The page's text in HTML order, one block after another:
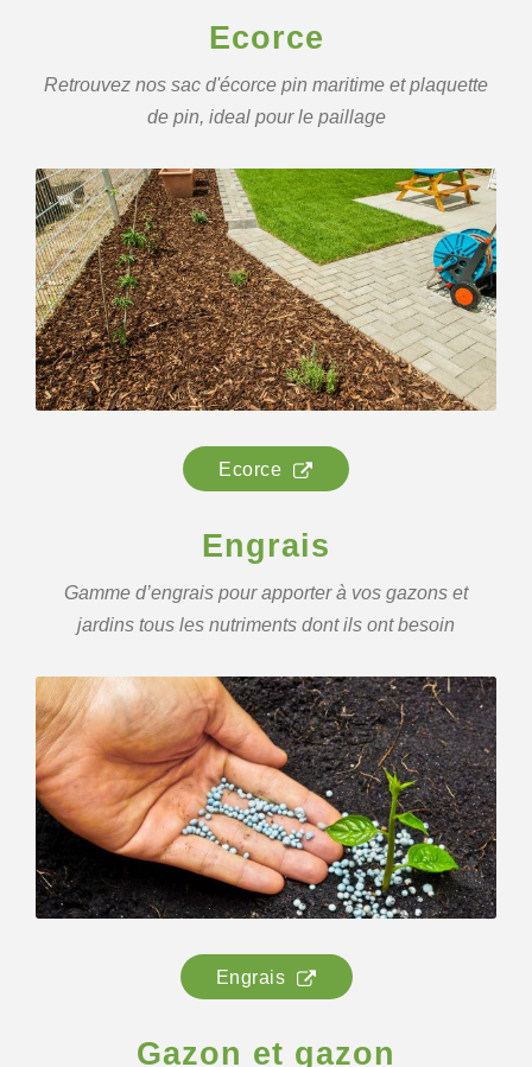
Ecorce
Retrouvez nos sac d'écorce pin maritime et plaquette
de pin, ideal pour le paillage
Ecorce
Engrais
Gamme d’engrais pour apporter à vos gazons et
jardins tous les nutriments dont ils ont besoin
Engrais
Gazon et gazon